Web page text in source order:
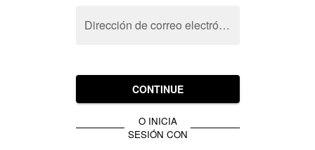
Dirección de correo electrónico
CONTINUE
O INICIA
SESIÓN CON